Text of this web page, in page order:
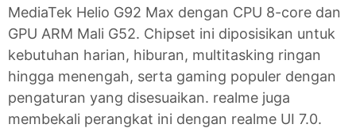
MediaTek Helio G92 Max dengan CPU 8-core dan
GPU ARM Mali G52. Chipset ini diposisikan untuk
kebutuhan harian, hiburan, multitasking ringan
hingga menengah, serta gaming populer dengan
pengaturan yang disesuaikan. realme juga
membekali perangkat ini dengan realme UI 7.0.